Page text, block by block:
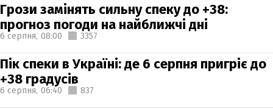
Грози замінять сильну спеку до +38:
прогноз погоди на найближчі дні
6 серпня, 08:00 3357
Пік спеки в Україні: де 6 серпня пригріє до
+38 градусів
6 серпня, 06:40 837